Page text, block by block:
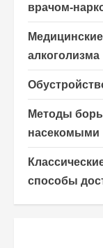
врачом-
алкоголизма
Методы
насекомыми
способы